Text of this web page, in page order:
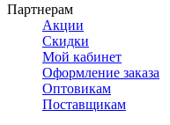
Партнерам
Акции
Скидки
Мой кабинет
Оформление заказа
Оптовикам
Поставщикам